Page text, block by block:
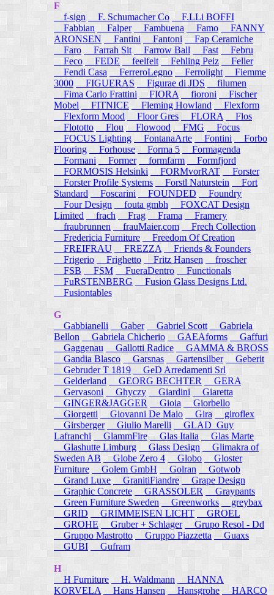
F
f-sign
F. Schumacher Co
F.LLi BOFFI
Fabbian
Falper Fambuena Famo
FANNY
ARONSEN
Fantini Fantoni
Fap Ceramiche
Faro
Farrah Sit Farrow Ball Fast
Febru
Feco
FEDE feelfelt Fehling Peiz
Feller
Fendi Casa
FerreroLegno Ferrolight
Fiemme
3000
FIGUERAS Figurae di JDS
filumen
Fima Carlo Frattini
FIORA fioroni
Fischer
Mobel
FITNICE Fleming Howland
Flexform
Flexform Mood
Floor Gres FLORA
Flos
Flototto
Flou Flowood FMG
Focus
FOCUS Lighting
FontanaArte Fontini
Forbo
Flooring
Forhouse Forma 5
Formagenda
Formani
Former formfarm
Formfjord
FORMOSIS Helsinki
FORMvorRAT
Forster
Forster Profile Systems
Forstl Naturstein
Fort
Standard
Foscarini FOUNDED
Foundry
Four Design
fouta gmbh
FOXCAT Design
Limited
frach Frag Frama
Framery
fraubrunnen
frauMaier.com
Frech Collection
Fredericia Furniture
Freedom Of Creation
FREIFRAU
FREZZA
Friends & Founders
Frigerio
Frighetto Fritz Hansen
froscher
FSB
FSM FueraDentro
Functionals
FuRSTENBERG
Fusion Glass Designs Ltd.
Fusiontables
G
Gabbianelli
Gaber Gabriel Scott
Gabriela
Bellon
Gabriela Chicherio GAEAforms
Gaffuri
Gaggenau
Gallotti Radice
GAMMA & BROSS
Gandia Blasco
Garsnas Gartensilber
Geberit
Gebruder T 1819
GeD Arredamenti Srl
Gelderland
GEORG BECHTER
GERA
Gervasoni
Ghyczy Giardini
Giaretta
GINGER&JAGGER
Gioia
Giorbello
Giorgetti
Giovanni De Maio Gira
giroflex
Girsberger
Giulio Marelli
GLAD_Guy
Lafranchi
GlammFire Glas Italia
Glas Marte
Glashutte Limburg
Glass Design
Glimakra of
Sweden AB
Globe Zero 4 Globo
Gloster
Furniture
Golem GmbH Golran
Gotwob
Grand Luxe
GranitiFiandre
Grape Design
Graphic Concrete
GRASSOLER
Graypants
Green Furniture Sweden
Greenworks
greybax
GRID
GRIMMEISEN LICHT
GROEL
GROHE
Gruber + Schlager
Grupo Resol - Dd
Gruppo Mastrotto
Gruppo Piazzetta
Guaxs
GUBI
Gufram
H
H Furniture
H. Waldmann
HANNA
KORVELA
Hans Hansen Hansgrohe HARCO